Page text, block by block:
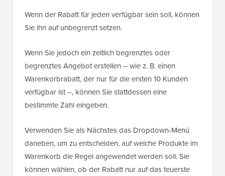
Wenn der Rabatt für jeden verfügbar sein soll, können
Sie ihn auf unbegrenzt setzen.
Wenn Sie jedoch ein zeitlich begrenztes oder
begrenztes Angebot erstellen – wie z. B. einen
Warenkorbrabatt, der nur für die ersten 10 Kunden
verfügbar ist –, können Sie stattdessen eine
bestimmte Zahl eingeben.
Verwenden Sie als Nächstes das Dropdown-Menü
daneben, um zu entscheiden, auf welche Produkte im
Warenkorb die Regel angewendet werden soll. Sie
können wählen, ob der Rabatt nur auf das teuerste